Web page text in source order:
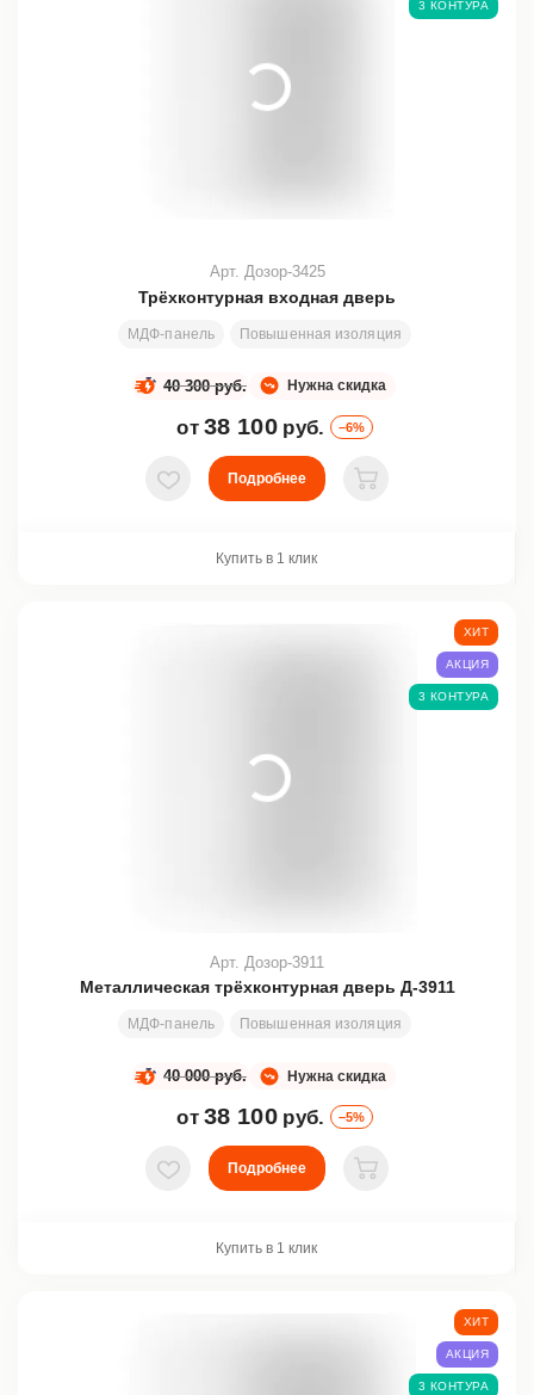
Трёхконтурная входная дверь
МДФ-панель Повышенная изоляция
Арт. Дозор-3425
Нужна скидка
40 300 руб.
от 38 100 руб. –6%
3 КОНТУРА
В избранное
Подробнее
В корзину
Купить в 1 клик
Металлическая трёхконтурная дверь Д-3911
МДФ-панель Повышенная изоляция
Арт. Дозор-3911
Нужна скидка
40 000 руб.
от 38 100 руб. –5%
ХИТ
АКЦИЯ
3 КОНТУРА
В избранное
Подробнее
В корзину
Купить в 1 клик
ХИТ
АКЦИЯ
3 КОНТУРА